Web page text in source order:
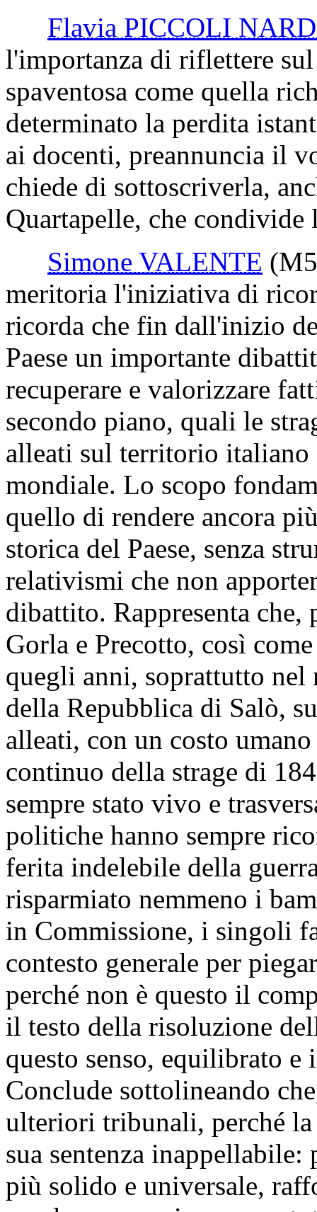
Flavia PICCOLI
l'importanza di riflettere
spaventosa come quella
determinato la perdita
ai docenti, preannuncia il
chiede di sottoscriverla,
Quartapelle, che
Simone VALENTE
meritoria l'iniziativa di
ricorda che fin dall'inizio
Paese un importante
recuperare e valorizzare
secondo piano, quali le
alleati sul territorio italiano
mondiale. Lo scopo
quello di rendere ancora
storica del Paese, senza
relativismi che non
dibattito. Rappresenta
Gorla e Precotto, così
quegli anni, soprattutto
della Repubblica di Salò,
alleati, con un costo
continuo della strage di
sempre stato vivo e
politiche hanno sempre
ferita indelebile della
risparmiato nemmeno i
in Commissione, i singoli
contesto generale per
perché non è questo il
il testo della risoluzione
questo senso, equilibrato
Conclude sottolineando
ulteriori tribunali, perché
sua sentenza
più solido e universale,